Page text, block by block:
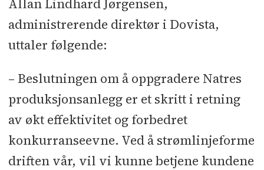
Allan Lindhard Jørgensen,
administrerende direktør i Dovista,
uttaler følgende:
– Beslutningen om å oppgradere Natres
produksjonsanlegg er et skritt i retning
av økt effektivitet og forbedret
konkurranseevne. Ved å strømlinjeforme
driften vår, vil vi kunne betjene kundene